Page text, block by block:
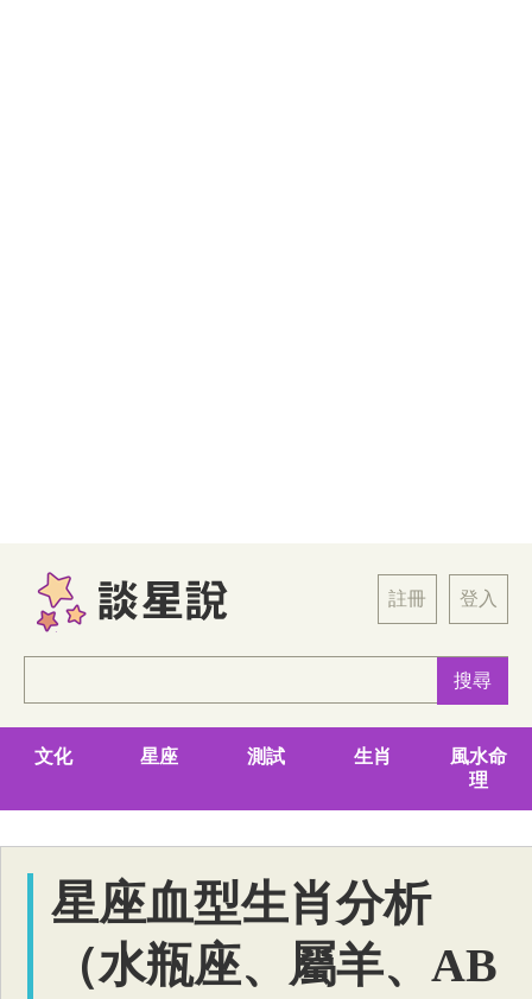
註冊 登入
文化 星座 測試 生肖
風水命
理
星座血型生肖分析
（水瓶座、屬羊、AB